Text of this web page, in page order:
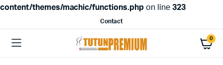
content/themes/machic/functions.phpon line 323
Contact
0